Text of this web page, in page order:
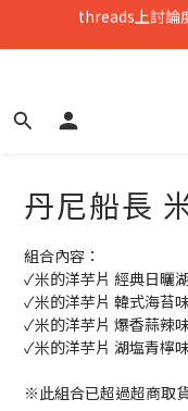
只到8/8💥全
中元拜拜要
只到8/8💥全
丹尼船長
組合內容：
✓米的洋芋片 經典日曬
✓米的洋芋片 韓式海苔
✓米的洋芋片 爆香蒜辣
✓米的洋芋片 湖塩青檸
※此組合已超過超商取